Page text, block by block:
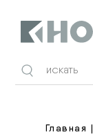
Главная